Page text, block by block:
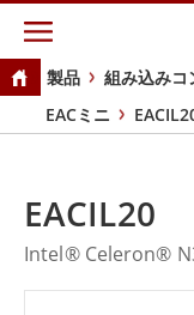
製品 組み込みコ
EACミニ
EACIL20
Intel® Celeron®